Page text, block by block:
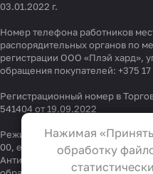
03.01.2022 г.
Номер телефона работников
распорядительных органов по
регистрации ООО «Плэй хард»,
обращения покупателей: +375
Регистрационный номер в
541404 от 19.09.2022
Режим работы "горячей линии":
00, e-mail:
info@3ceni.by
Антикоррупционная политика
,
Настройки файлов
Функциональные
Эти файлы
функционирования
Нажимая
обработку